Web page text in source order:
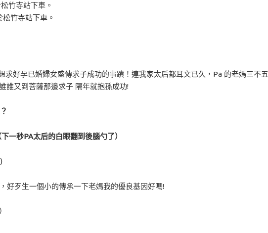
竹寺站下車。
竹寺站下車。
求好孕已婚婦女盛傳求子成功的事蹟！連我家太后都耳文已久，Pa 的老媽三不五
誰又到菩薩那邊求子 隔年就抱孫成功!
一秒PA太后的白眼翻到後腦勺了）
好歹生一個小的傳承一下老媽我的優良基因好嗎!